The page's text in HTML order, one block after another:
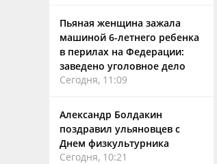
Пьяная женщина зажала
машиной 6-летнего ребенка
в перилах на Федерации:
заведено уголовное дело
Сегодня, 11:09
Александр Болдакин
поздравил ульяновцев с
Днем физкультурника
Сегодня, 10:21